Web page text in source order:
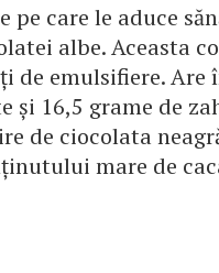
care le aduce
albe. Aceasta
de emulsifiere. Are
și 16,5 grame de
de ciocolata
mare de